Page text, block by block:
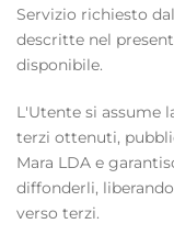
Servizio richiesto
descritte nel
disponibile.
L'Utente si assume
terzi ottenuti,
Mara LDA e
diffonderli,
verso terzi.